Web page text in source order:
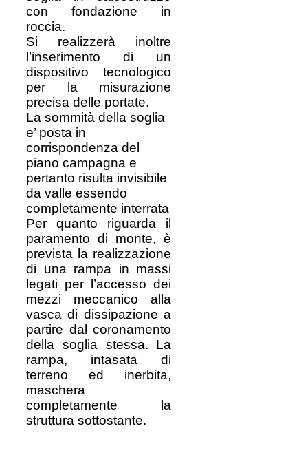
con fondazione in
roccia.
Si realizzerà inoltre
l’inserimento di un
dispositivo tecnologico
per la misurazione
precisa delle portate.
La sommità della soglia
e’ posta in
corrispondenza del
piano campagna e
pertanto risulta invisibile
da valle essendo
completamente interrata
Per quanto riguarda il
paramento di monte, è
prevista la realizzazione
di una rampa in massi
legati per l’accesso dei
mezzi meccanico alla
vasca di dissipazione a
partire dal coronamento
della soglia stessa. La
rampa, intasata di
terreno ed inerbita,
maschera
completamente la
struttura sottostante.